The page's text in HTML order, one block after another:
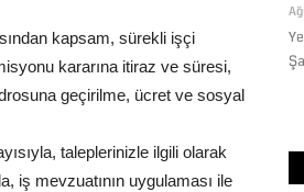
kapsam, sürekli işçi
kararına itiraz ve süresi,
geçirilme, ücret ve sosyal
taleplerinizle ilgili olarak
iş mevzuatının uygulaması ile
(TBB) Tarım ve Gıda Güvenliği
Şanlıurfa...